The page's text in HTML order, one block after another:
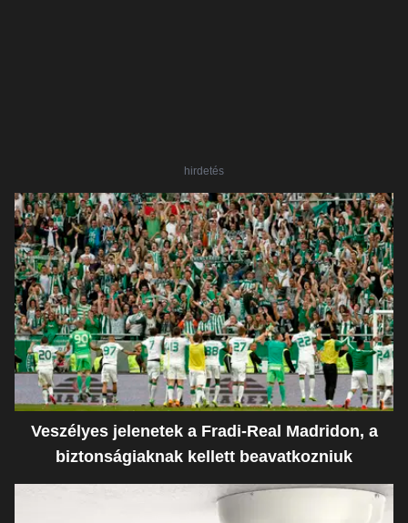
hirdetés
Veszélyes jelenetek a Fradi-Real Madridon, a
biztonságiaknak kellett beavatkozniuk